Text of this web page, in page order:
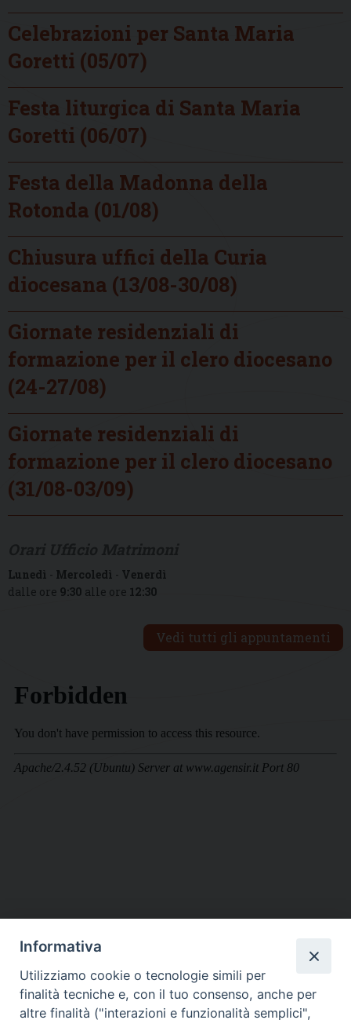
Celebrazioni per Santa Maria
Goretti (05/07)
Festa liturgica di Santa Maria
Goretti (06/07)
Festa della Madonna della
Rotonda (01/08)
Chiusura uffici della Curia
diocesana (13/08-30/08)
Giornate residenziali di
formazione per il clero diocesano
(24-27/08)
Giornate residenziali di
formazione per il clero diocesano
(31/08-03/09)
Lunedì - Mercoledì - Venerdì
dalle ore 9:30 alle ore 12:30
Vedi tutti gli appuntamenti
DIOCESI SUBURBICARIA DI ALBANO
Contatti:Tel.: 06.93268401 - Fax.: 06.9323844
E-mail:curia@diocesidialbano.it
Informativa
Utilizziamo cookie o tecnologie simili per
finalità tecniche e, con il tuo consenso, anche per
altre finalità ("interazioni e funzionalità semplici",